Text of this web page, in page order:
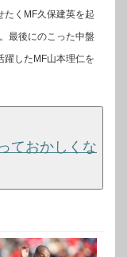
たくMF久保建英を起
最後にのこった中盤
躍したMF山本理仁を
ておかしくな